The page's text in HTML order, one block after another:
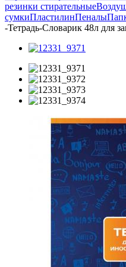
резинки стирательные
сумкиПластилинПеналы
-Тетрадь-Словарик 48л для